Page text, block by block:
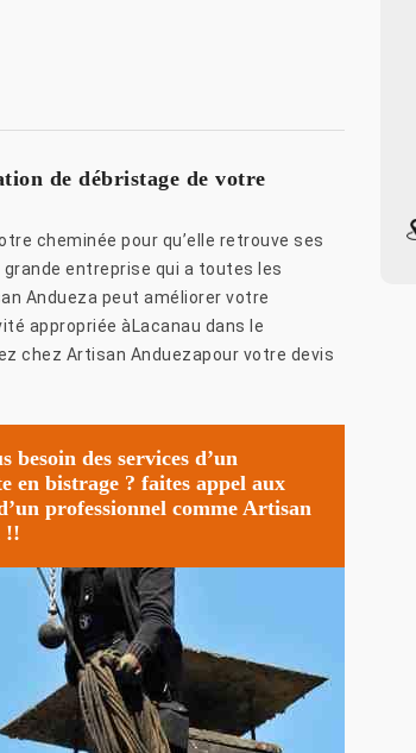
de débristage de votre
cheminée pour qu’elle retrouve ses
entreprise qui a toutes les
Andueza peut améliorer votre
appropriée àLacanau dans le
chez Artisan Anduezapour votre devis
besoin des services d’un
en bistrage ? faites appel aux
professionnel comme Artisan
!!